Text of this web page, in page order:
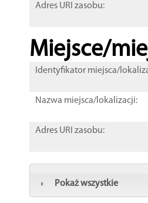
Adres URI zasobu:
Miejsce/
Identyfikator miejsca/
Nazwa miejsca/lokalizacji:
Adres URI zasobu:
Pokaż wszystkie